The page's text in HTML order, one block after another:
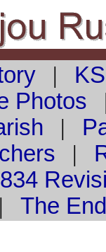
|
Photos
|
|
The End